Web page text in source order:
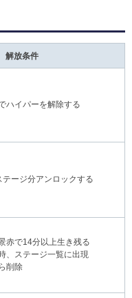
解放条件
ハイパーを解除する
ージ分アンロックする
赤で14分以上生き残る
、ステージ一覧に出現
削除